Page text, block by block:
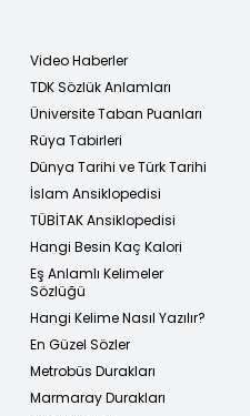
Video Haberler
TDK Sözlük Anlamları
Üniversite Taban Puanları
Rüya Tabirleri
Dünya Tarihi ve Türk Tarihi
İslam Ansiklopedisi
TÜBİTAK Ansiklopedisi
Hangi Besin Kaç Kalori
Eş Anlamlı Kelimeler
Sözlüğü
Hangi Kelime Nasıl Yazılır?
En Güzel Sözler
Metrobüs Durakları
Marmaray Durakları